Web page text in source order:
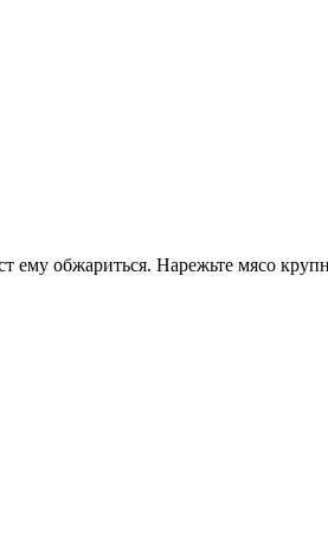
ему обжариться. Нарежьте мясо